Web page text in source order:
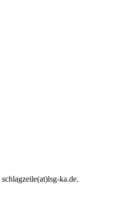
schlagzeile(at)lsg-ka.de.